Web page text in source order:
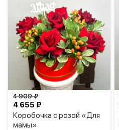
Коробочка с розой «Для
мамы»
4 655 ₽
4 900 ₽